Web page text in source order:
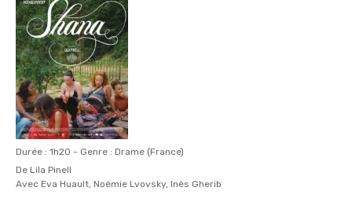
Durée : 1h20 - Genre : Drame (France)
De Lila Pinell
Avec Eva Huault, Noémie Lvovsky, Inès Gherib